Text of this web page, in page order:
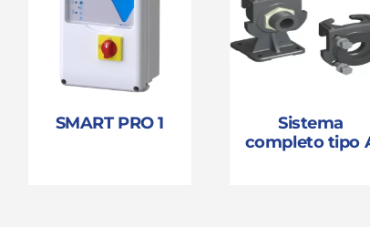
SMART PRO 1
Sistema
completo tipo